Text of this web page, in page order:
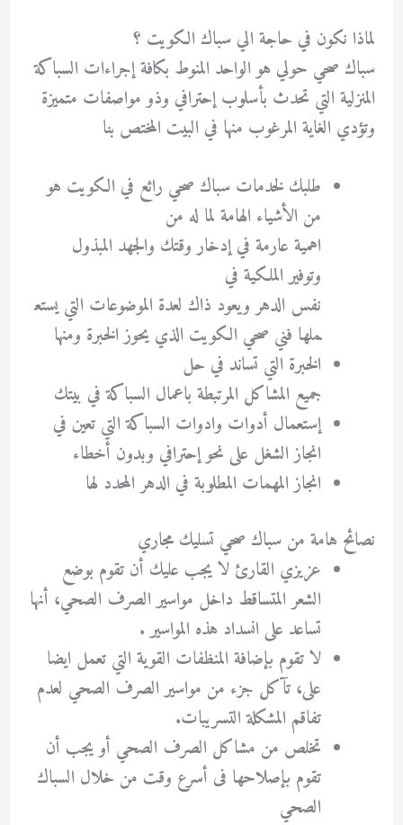
لماذا نكون في حاجة الي سباك الكويت ؟
سباك صحي حولي هو الواحد المنوط بكافة إجراءات السباكة
المنزلية التي تحدث بأسلوب إحترافي وذو مواصفات متميزة
وتؤدي الغاية المرغوب منها في البيت المختص بنا
طلبك لخدمات سباك صحي رائع في الكويت هو
من الأشياء الهامة لما له من
اهمية عارمة في إدخار وقتك والجهد المبذول
وتوفير الملكية في
نفس الدهر ويعود ذاك لعدة الموضوعات التي يستع
ملها فني صحي الكويت الذي يحوز الخبرة ومنها
الخبرة التي تساند في حل
جميع المشاكل المرتبطة باعمال السباكة في بيتك
إستعمال أدوات وادوات السباكة التي تعين في
انجاز الشغل على نحو إحترافي وبدون أخطاء
انجاز المهمات المطلوبة في الدهر المحدد لها
نصائح هامة من سباك صحي تسليك مجاري
عزيزي القارئ لا يجب عليك أن تقوم بوضع
الشعر المتساقط داخل مواسير الصرف الصحي، أنها
تساعد على انسداد هذه المواسير .
لا تقوم بإضافة المنظفات القوية التي تعمل ايضا
على، تآكل جزء من مواسير الصرف الصحي لعدم
تفاقم المشكلة التسريبات.
تخلص من مشاكل الصرف الصحي أو يجب أن
تقوم بإصلاحها فى أسرع وقت من خلال السباك
الصحي